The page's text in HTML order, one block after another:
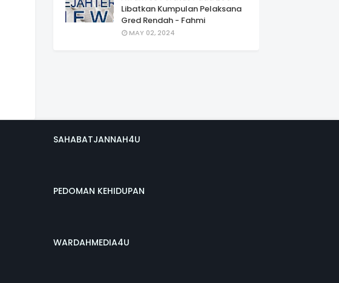
Libatkan Kumpulan Pelaksana
Gred Rendah - Fahmi
MAY 02, 2024
SAHABATJANNAH4U
PEDOMAN KEHIDUPAN
WARDAHMEDIA4U